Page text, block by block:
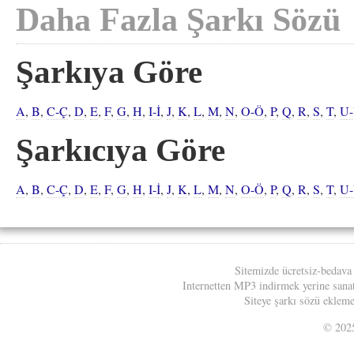
Daha Fazla Şarkı Sözü
Şarkıya Göre
A, B, C-Ç, D, E, F, G, H, I-İ, J, K, L, M, N, O-Ö, P, Q, R, S, T,
Şarkıcıya Göre
A, B, C-Ç, D, E, F, G, H, I-İ, J, K, L, M, N, O-Ö, P, Q, R, S, T,
Sitemizde ücretsiz-
Internetten MP3 indirmek yerine
Siteye şarkı sözü
©